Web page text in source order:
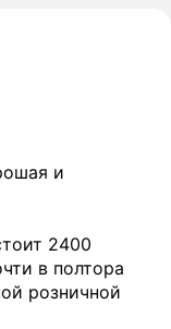
и
2400
в полтора
розничной